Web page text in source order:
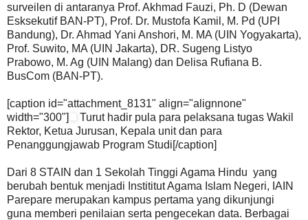
surveilen di antaranya Prof. Akhmad Fauzi, Ph. D (Dewan
Esksekutif BAN-PT), Prof. Dr. Mustofa Kamil, M. Pd (UPI
Bandung), Dr. Ahmad Yani Anshori, M. MA (UIN Yogyakarta),
Prof. Suwito, MA (UIN Jakarta), DR. Sugeng Listyo
Prabowo, M. Ag (UIN Malang) dan Delisa Rufiana B.
BusCom (BAN-PT).
[caption id="attachment_8131" align="alignnone"
width="300"]
Turut hadir pula para pelaksana tugas Wakil
Rektor, Ketua Jurusan, Kepala unit dan para
Penanggungjawab Program Studi[/caption]
Dari 8 STAIN dan 1 Sekolah Tinggi Agama Hindu yang
berubah bentuk menjadi Instititut Agama Islam Negeri, IAIN
Parepare merupakan kampus pertama yang dikunjungi
guna memberi penilaian serta pengecekan data. Berbagai